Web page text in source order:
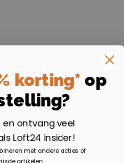
korting* op
en ontvang veel
Loft24 insider!
met andere acties of